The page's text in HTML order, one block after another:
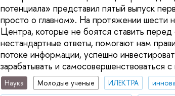
потенциала» представил пятый выпуск
просто о главном». На протяжении шести
Центра, которые не боятся ставить
нестандартные ответы, помогают нам
потоке информации, успешно
зарабатывать и
Наука Молодые ученые ИЛЕКТРА